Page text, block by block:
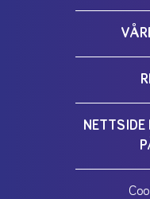
NETTSIDE